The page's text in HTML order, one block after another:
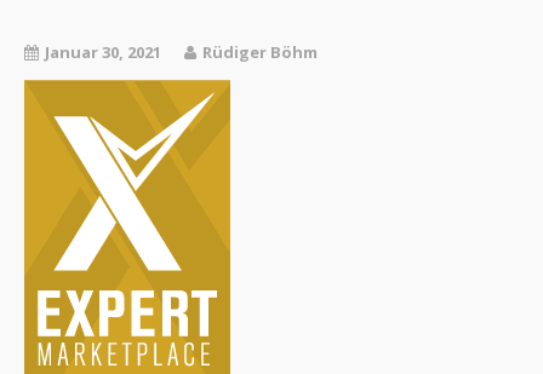
Januar 30, 2021 Rüdiger Böhm